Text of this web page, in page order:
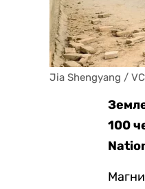
Jia Shengyang /
100